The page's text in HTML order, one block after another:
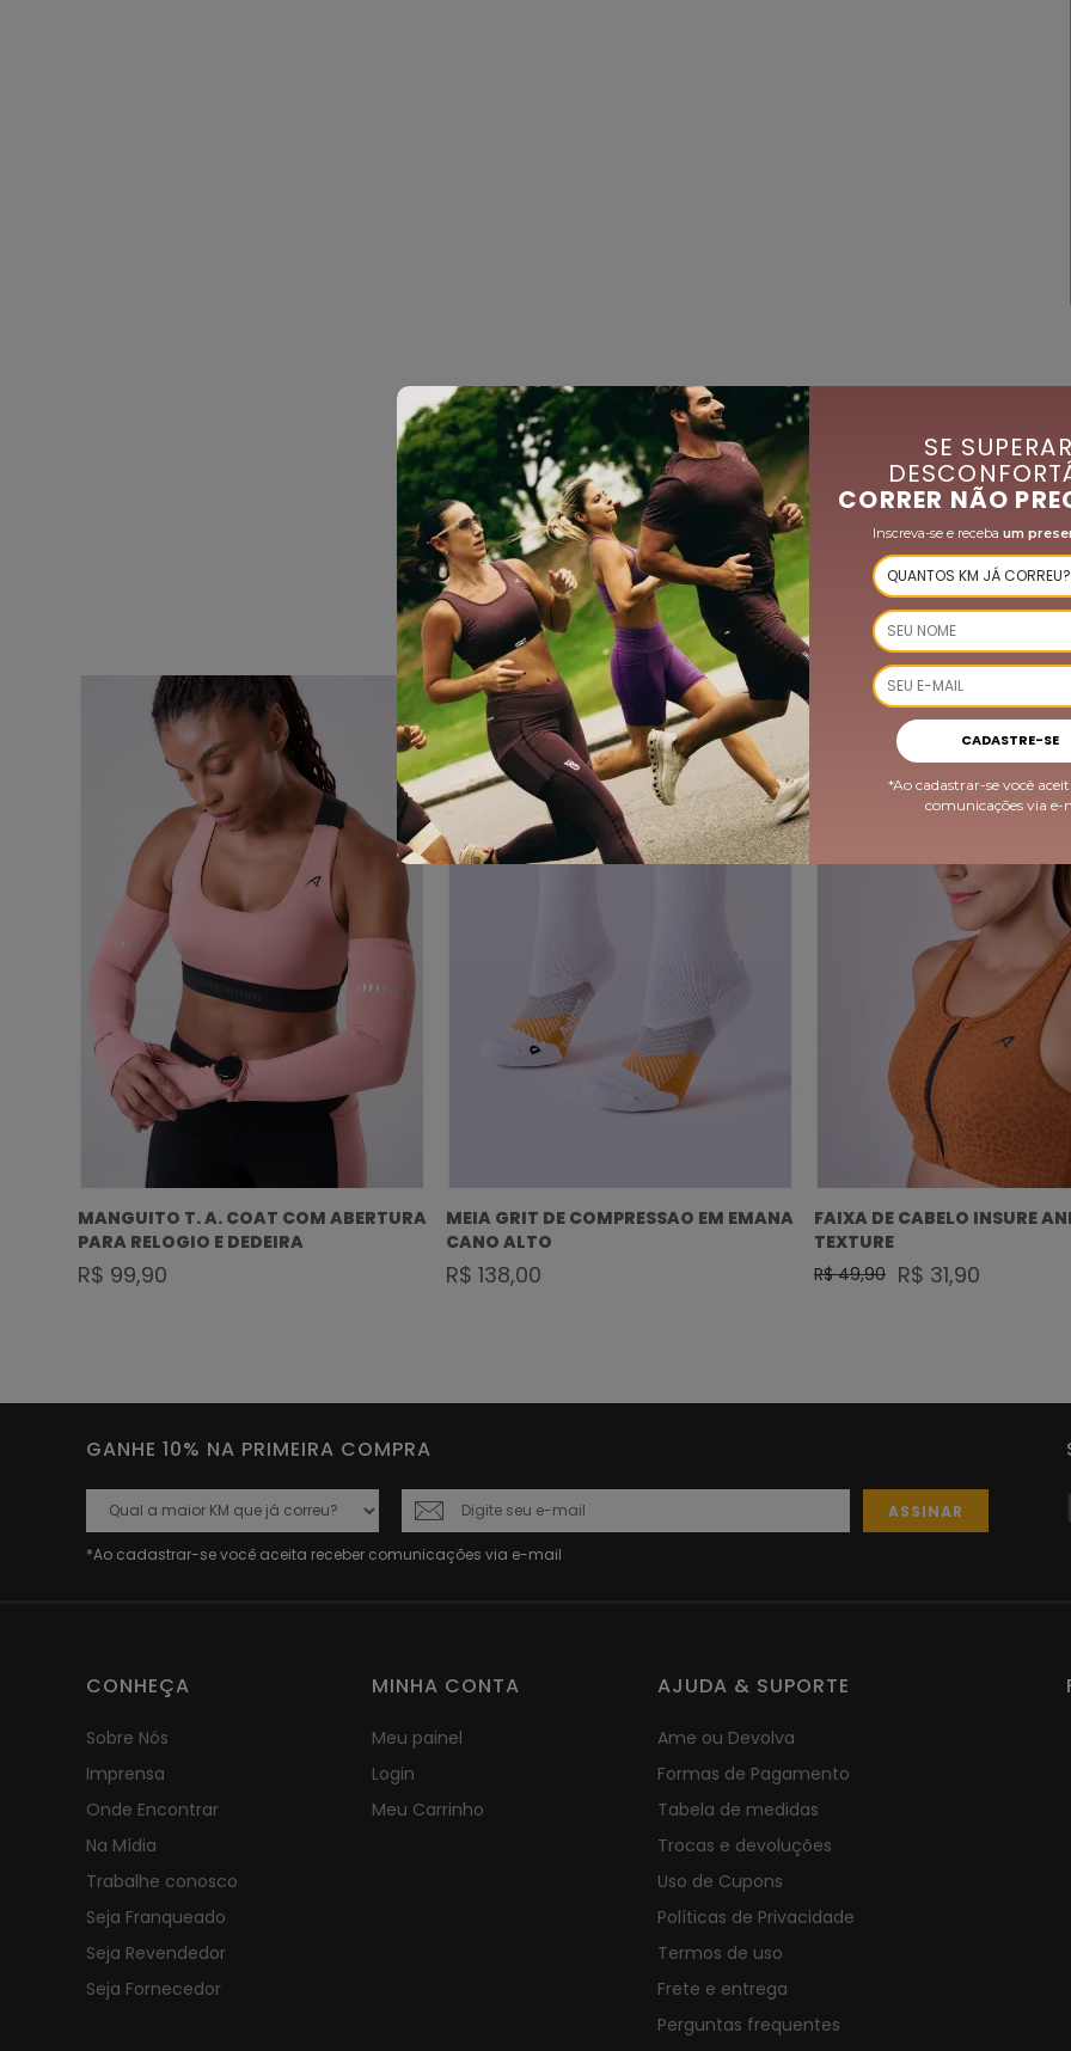
QUEM VIU, COMPROU TAMBÉM
MANGUITO T. A. COAT COM ABERTURA
PARA RELOGIO E DEDEIRA
R$ 99,90
MEIA GRIT DE COMPRESSAO EM EMANA
CANO ALTO
R$ 138,00
FAIXA DE CABELO INSURE
TEXTURE
R$ 49,90 R$ 31,90
GANHE 10% NA PRIMEIRA COMPRA
ASSINAR
CONHEÇA
Sobre Nós
Imprensa
Onde Encontrar
Na Mídia
Trabalhe conosco
Seja Franqueado
Seja Revendedor
Seja Fornecedor
MINHA CONTA
Meu painel
Login
Meu Carrinho
AJUDA & SUPORTE
Ame ou Devolva
Formas de Pagamento
Tabela de medidas
Trocas e devoluções
Uso de Cupons
Políticas de Privacidade
Termos de uso
Frete e entrega
Perguntas frequentes
SE
CORRER NÃO
Inscreva-se e receba um
CADASTRE-SE
*Ao cadastrar-se você
comunicações via e-